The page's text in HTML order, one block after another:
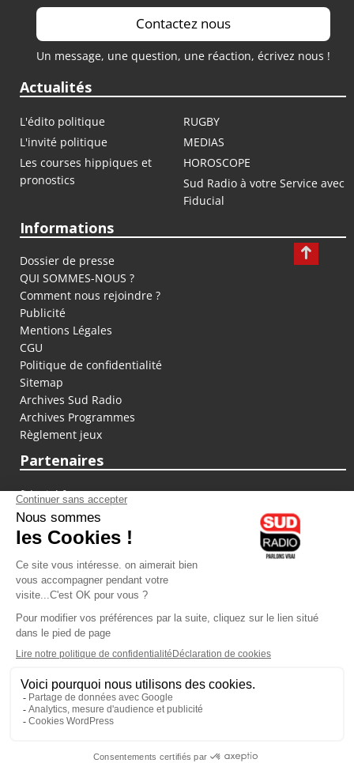
Contactez nous
Un message, une question, une réaction, écrivez nous !
Actualités
L'édito politique
RUGBY
L'invité politique
MEDIAS
Les courses hippiques et
pronostics
HOROSCOPE
Sud Radio à votre Service avec
Fiducial
Informations
Dossier de presse
QUI SOMMES-NOUS ?
Comment nous rejoindre ?
Publicité
Mentions Légales
CGU
Politique de confidentialité
Sitemap
Archives Sud Radio
Archives Programmes
Règlement jeux
Partenaires
fiducial.fr
lyoncapitale.fr
olympique-et-lyonnais.com
L'application Iphone / Android
Téléchargez l'application
Les cookies
Gestion des cookies
Crédit photos : ©Sud Radio / Pierre Olivier